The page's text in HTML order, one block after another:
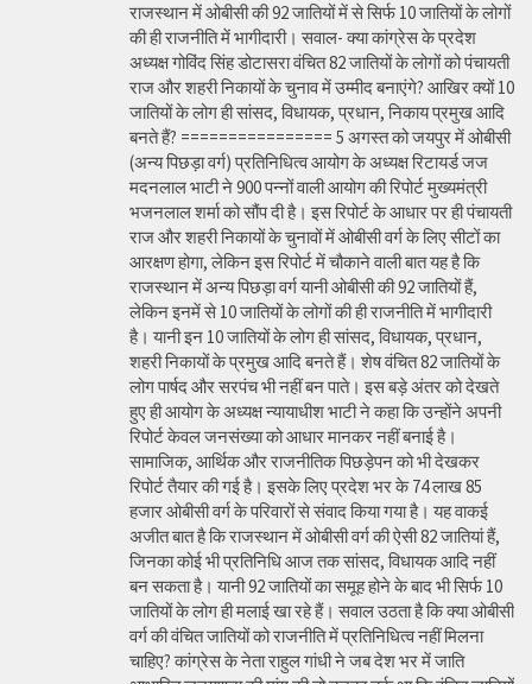
राजस्थान में ओबीसी की 92 जातियों में से सिर्फ 10 जातियों के लोगों
की ही राजनीति में भागीदारी। सवाल- क्या कांग्रेस के प्रदेश
अध्यक्ष गोविंद सिंह डोटासरा वंचित 82 जातियों के लोगों को पंचायती
राज और शहरी निकायों के चुनाव में उम्मीद बनाएंगे? आखिर क्यों 10
जातियों के लोग ही सांसद, विधायक, प्रधान, निकाय प्रमुख आदि
बनते हैं? ================ 5 अगस्त को जयपुर में ओबीसी
(अन्य पिछड़ा वर्ग) प्रतिनिधित्व आयोग के अध्यक्ष रिटायर्ड जज
मदनलाल भाटी ने 900 पन्नों वाली आयोग की रिपोर्ट मुख्यमंत्री
भजनलाल शर्मा को सौंप दी है। इस रिपोर्ट के आधार पर ही पंचायती
राज और शहरी निकायों के चुनावों में ओबीसी वर्ग के लिए सीटों का
आरक्षण होगा, लेकिन इस रिपोर्ट में चौकाने वाली बात यह है कि
राजस्थान में अन्य पिछड़ा वर्ग यानी ओबीसी की 92 जातियों हैं,
लेकिन इनमें से 10 जातियों के लोगों की ही राजनीति में भागीदारी
है। यानी इन 10 जातियों के लोग ही सांसद, विधायक, प्रधान,
शहरी निकायों के प्रमुख आदि बनते हैं। शेष वंचित 82 जातियों के
लोग पार्षद और सरपंच भी नहीं बन पाते। इस बड़े अंतर को देखते
हुए ही आयोग के अध्यक्ष न्यायाधीश भाटी ने कहा कि उन्होंने अपनी
रिपोर्ट केवल जनसंख्या को आधार मानकर नहीं बनाई है।
सामाजिक, आर्थिक और राजनीतिक पिछड़ेपन को भी देखकर
रिपोर्ट तैयार की गई है। इसके लिए प्रदेश भर के 74 लाख 85
हजार ओबीसी वर्ग के परिवारों से संवाद किया गया है। यह वाकई
अजीत बात है कि राजस्थान में ओबीसी वर्ग की ऐसी 82 जातियां हैं,
जिनका कोई भी प्रतिनिधि आज तक सांसद, विधायक आदि नहीं
बन सकता है। यानी 92 जातियों का समूह होने के बाद भी सिर्फ 10
जातियों के लोग ही मलाई खा रहे हैं। सवाल उठता है कि क्या ओबीसी
वर्ग की वंचित जातियों को राजनीति में प्रतिनिधित्व नहीं मिलना
चाहिए? कांग्रेस के नेता राहुल गांधी ने जब देश भर में जाति